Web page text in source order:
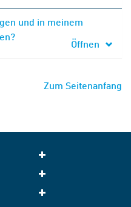
und in meinem
Öffnen
Zum Seitenanfang